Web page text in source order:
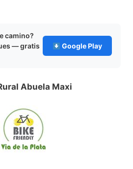
camino?
— gratis
Google Play
Abuela Maxi